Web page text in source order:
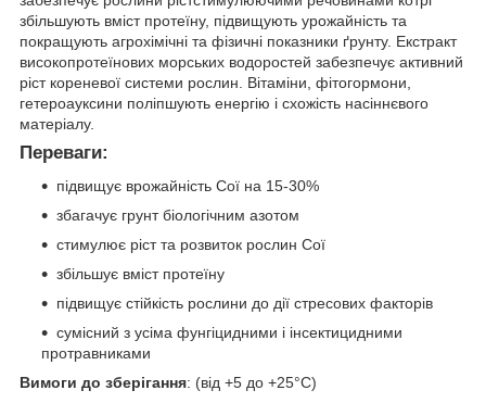
збільшують вміст протеїну, підвищують урожайність та
покращують агрохімічні та фізичні показники ґрунту. Екстракт
високопротеїнових морських водоростей забезпечує активний
ріст кореневої системи рослин. Вітаміни, фітогормони,
гетероауксини поліпшують енергію і схожість насіннєвого
матеріалу.
Переваги:
підвищує врожайність Сої на 15-30%
збагачує грунт біологічним азотом
стимулює ріст та розвиток рослин Сої
збільшує вміст протеїну
підвищує стійкість рослини до дії стресових факторів
сумісний з усіма фунгіцидними і інсектицидними
протравниками
Вимоги до зберігання: (від +5 до +25°С)